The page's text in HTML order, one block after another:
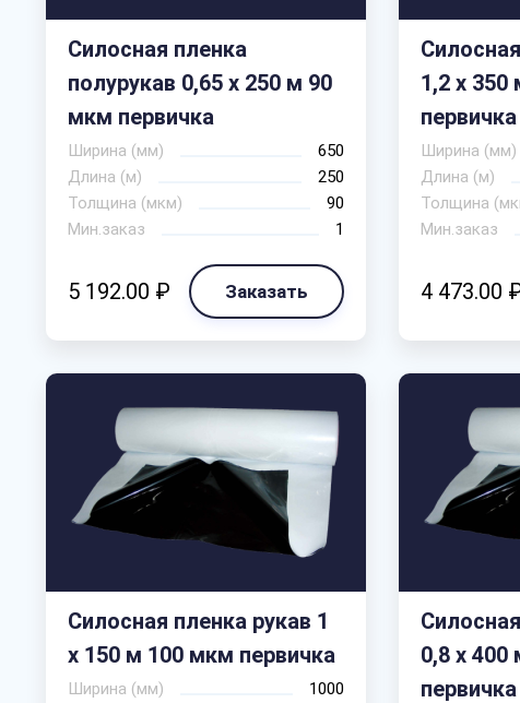
Силосная пленка
полурукав 0,65 х 250 м 90
мкм первичка
Ширина (мм)
650
Длина (м)
250
Толщина (мкм)
90
Мин.заказ
1
5 192.00 ₽ Заказать
1,2 х
первичка
Ширина (мм)
Длина (м)
Толщина
Мин.заказ
4 473.00
Силосная пленка рукав 1
х 150 м 100 мкм первичка
Ширина (мм)
1000
0,8 х
первичка